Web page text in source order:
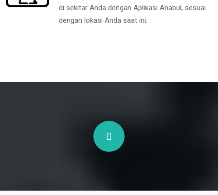
di sekitar Anda dengan Aplikasi Anabul, sesuai
dengan lokasi Anda saat ini.